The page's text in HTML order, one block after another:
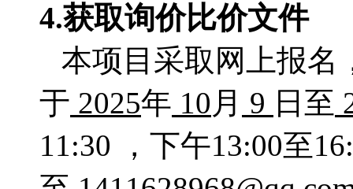
4.获取询价比价文件
本项目采取网上报名
于 2025年 10 月 9 日至
11:30 ，下午13:00至